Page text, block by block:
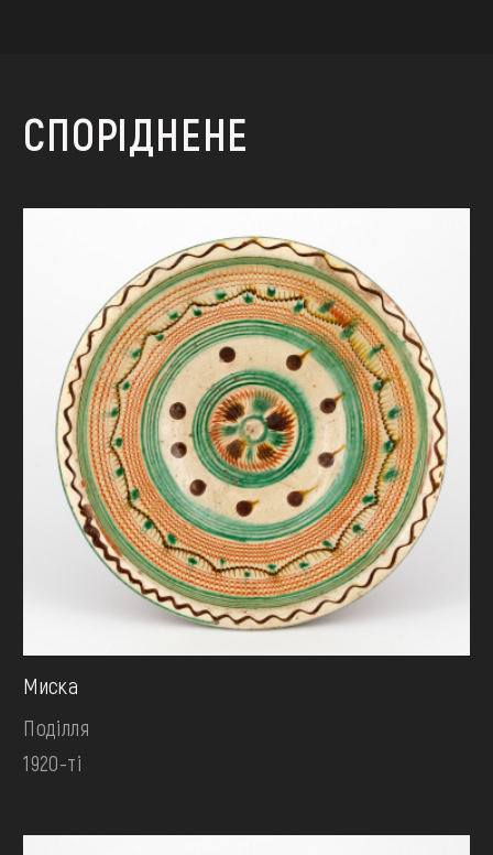
СПОРІДНЕНЕ
Миска
Поділля
1920-ті